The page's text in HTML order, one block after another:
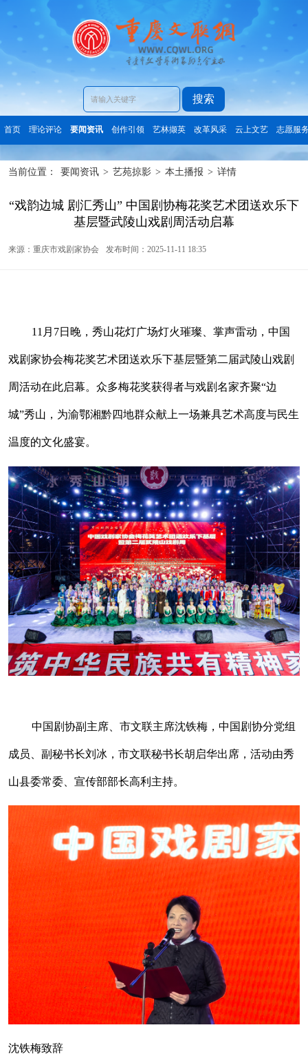
搜索
首页 理论评论 要闻资讯 创作引领 艺林撷英 改革风采 云上文艺 志愿服
当前位置： 要闻资讯 > 艺苑掠影 > 本土播报 > 详情
“戏韵边城 剧汇秀山” 中国剧协梅花奖艺术团送欢乐下
基层暨武陵山戏剧周活动启幕
来源：重庆市戏剧家协会 发布时间：2025-11-11 18:35
11月7日晚，秀山花灯广场灯火璀璨、掌声雷动，中国
戏剧家协会梅花奖艺术团送欢乐下基层暨第二届武陵山戏剧
周活动在此启幕。众多梅花奖获得者与戏剧名家齐聚“边
城”秀山，为渝鄂湘黔四地群众献上一场兼具艺术高度与民生
温度的文化盛宴。
中国剧协副主席、市文联主席沈铁梅，中国剧协分党组
成员、副秘书长刘冰，市文联秘书长胡启华出席，活动由秀
山县委常委、宣传部部长高利主持。
沈铁梅致辞